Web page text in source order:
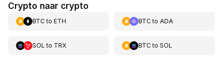
Crypto naar crypto
BTCto ETH BTCto ADA
SOL to TRX BTCto SOL